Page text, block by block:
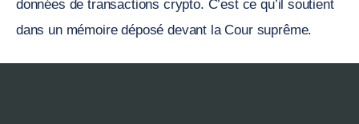
données de transactions crypto. C’est ce qu’il soutient
dans un mémoire déposé devant la Cour suprême.